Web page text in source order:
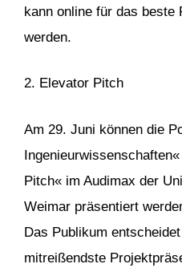
kann online für das beste
werden.
2. Elevator Pitch
Am 29. Juni können die
Pitch« im Audimax der
Weimar präsentiert
Das Publikum
mitreißendste